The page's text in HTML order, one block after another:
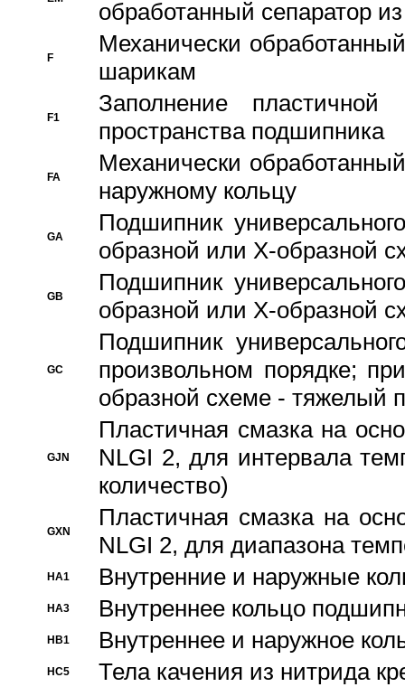
обработанный сепаратор
F
Механически
шарикам
F1
Заполнение
пространства подшипника
FA
Механически
наружному кольцу
GA
Подшипник
образной или Х-образной
GB
Подшипник
образной или Х-образной
GC
Подшипник
произвольном порядке;
образной схеме - тяжелый
GJN
Пластичная смазка на
NLGI 2, для интервала
количество)
GXN
Пластичная смазка на
NLGI 2, для диапазона
HA1 Внутренние и наружные
HA3 Bнутреннее кольцо
HB1 Bнутреннее и наружное
HC5 Тела качения из нитрида